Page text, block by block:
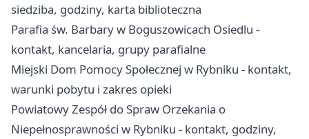
siedziba, godziny, karta biblioteczna
Parafia św. Barbary w Boguszowicach Osiedlu -
kontakt, kancelaria, grupy parafialne
Miejski Dom Pomocy Społecznej w Rybniku - kontakt,
warunki pobytu i zakres opieki
Powiatowy Zespół do Spraw Orzekania o
Niepełnosprawności w Rybniku - kontakt, godziny,